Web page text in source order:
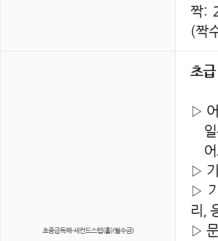
짝:
(짝
초중급독해-세컨드스텝(홀)(월수금)
초
▷
일
어
▷
▷
리,
▷